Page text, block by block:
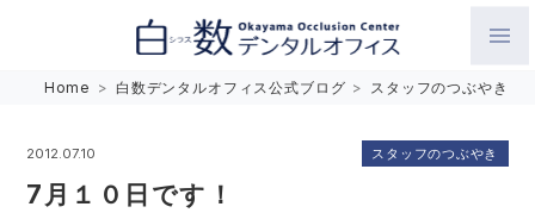
Home > 白数デンタルオフィス公式ブログ > スタッフのつぶやき
2012.07.10
7月１０日です！
スタッフのつぶやき